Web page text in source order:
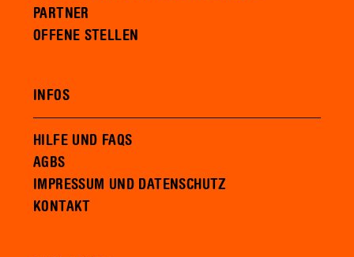
PARTNER
OFFENE STELLEN
INFOS
HILFE UND FAQS
AGBS
IMPRESSUM UND DATENSCHUTZ
KONTAKT